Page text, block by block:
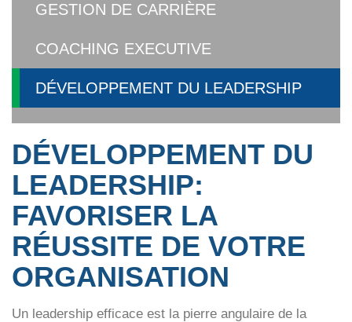
GESTION DE CARRIÈRE
COACHING EXECUTIVE
DÉVELOPPEMENT DU LEADERSHIP
DÉVELOPPEMENT DU
LEADERSHIP:
FAVORISER LA
RÉUSSITE DE VOTRE
ORGANISATION
Un leadership efficace est la pierre angulaire de la